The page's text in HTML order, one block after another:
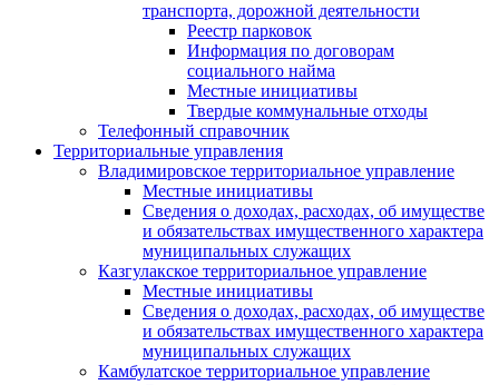
транспорта, дорожной деятельности
Реестр парковок
Информация по договорам
социального найма
Местные инициативы
Твердые коммунальные отходы
Телефонный справочник
Территориальные управления
Владимировское территориальное управление
Местные инициативы
Сведения о доходах, расходах, об имуществе
и обязательствах имущественного характера
муниципальных служащих
Казгулакское территориальное управление
Местные инициативы
Сведения о доходах, расходах, об имуществе
и обязательствах имущественного характера
муниципальных служащих
Камбулатское территориальное управление